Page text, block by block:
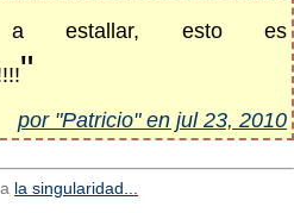
estallar, esto es
"
por "Patricio" en jul 23, 2010
la singularidad...